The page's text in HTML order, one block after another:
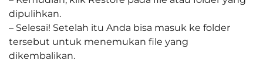
dipulihkan.
– Selesai! Setelah itu Anda bisa masuk ke folder
tersebut untuk menemukan file yang
dikembalikan.